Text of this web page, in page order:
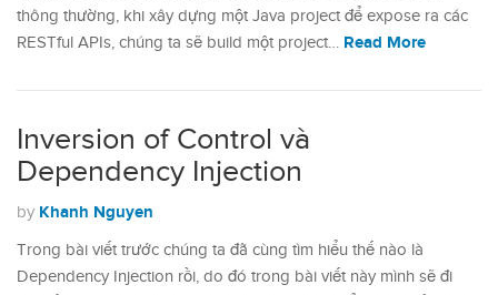
thông thường, khi xây dựng một Java project để expose ra các
RESTful APIs, chúng ta sẽ build một project… Read More
Inversion of Control và
Dependency Injection
by Khanh Nguyen
Trong bài viết trước chúng ta đã cùng tìm hiểu thế nào là
Dependency Injection rồi, do đó trong bài viết này mình sẽ đi